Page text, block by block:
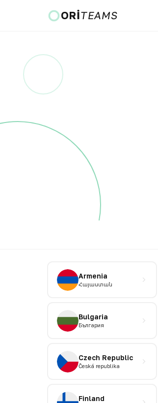
ORITEAMS
Armenia
Հայաստան
Bulgaria
България
Czech Republic
Česká republika
Finland